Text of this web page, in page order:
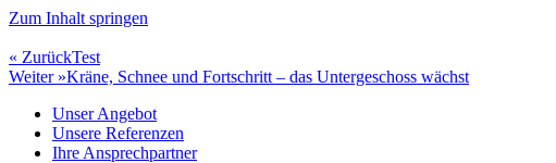
Zum Inhalt springen
« ZurückTest
Weiter »Kräne, Schnee und Fortschritt – das Untergeschoss wächst
Unser Angebot
Unsere Referenzen
Ihre Ansprechpartner